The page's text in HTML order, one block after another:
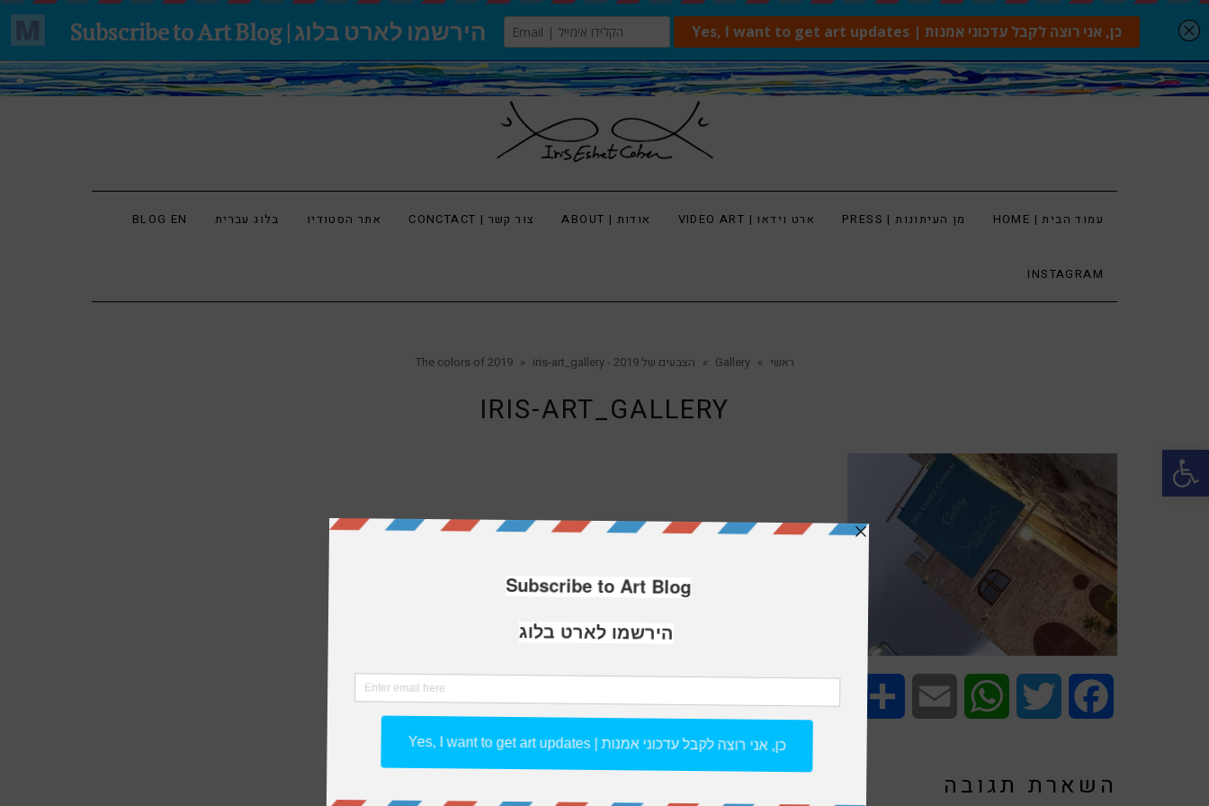
פתח סרגל נגישות
עמוד הבית | HOME מן העיתונות | PRESS ארט וידאו | VIDEO ART אודות | ABOUT צור קשר | CONCTACT אתר הסטודיו בלוג עברית BLOG EN
INSTAGRAM
ראשי »
Gallery
» הצבעים של 2019 - The colors of 2019 » iris-art_gallery
IRIS-ART_GALLERY
Facebook
Twitter
WhatsApp
Email
השארת תגובה